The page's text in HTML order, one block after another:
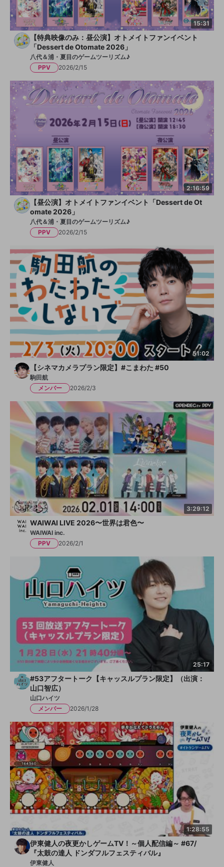
15:31
【特典映像のみ：昼公演】オトメイトファンイベント
「Dessert de Otomate 2026」
八代＆浦・夏目のゲームツーリズム♪
PPV
2026/2/15
2:16:59
【昼公演】オトメイトファンイベント「Dessert de Ot
omate 2026」
八代＆浦・夏目のゲームツーリズム♪
PPV
2026/2/15
51:02
【シネマカメラプラン限定】#こまわた #50
駒田航
メンバー
2026/2/3
3:29:12
WAIWAI LIVE 2026〜世界は君色〜
WAIWAI inc.
PPV
2026/2/1
25:17
#53アフタートーク【キャッスルプラン限定】（出演：
山口智広）
山口ハイツ
メンバー
2026/1/28
1:28:55
伊東健人の夜更かしゲームTV！～個人配信編～ #67/
『太鼓の達人 ドンダフルフェスティバル』
伊東健人